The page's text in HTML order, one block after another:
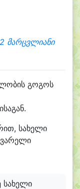
2 მარცვლიანი
გოგოს
სახელი
სახელი